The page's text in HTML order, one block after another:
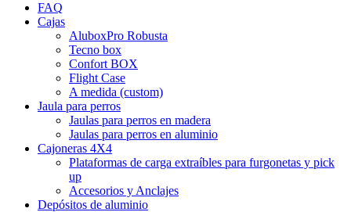
FAQ
Cajas
AluboxPro Robusta
Tecno box
Confort BOX
Flight Case
A medida (custom)
Jaula para perros
Jaulas para perros en madera
Jaulas para perros en aluminio
Cajoneras 4X4
Plataformas de carga extraíbles para furgonetas y pick
up
Accesorios y Anclajes
Depósitos de aluminio